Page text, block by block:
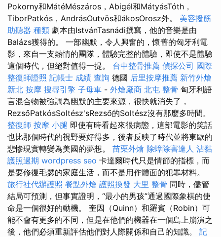
Pokorny和MátéMészáros，Abigél和MátyásTóth，
TiborPatkós，AndrásOutvös和ákosOrosz外。 美容撥筋
助聽器 種類 劇本由IstvánTasnádi撰寫，他的音樂是由
Balázs獲得的。 一部幽默，令人興奮的，懷舊的匈牙利電
影，來自一支熱情的團隊，體驗完整的體驗，即使不是體驗
這個時代，但絕對值得一提。 台中整骨推薦 偵探公司 國際
整復師證照 記帳士 成績 查詢 德國 后里按摩推薦 新竹外燴
新北 按摩 搜尋引擎 子母車 - 外燴廠商 北屯 整骨 匈牙利語
言混合物被強調為幽默的主要來源，很快就消失了，
RezsőPatkósSoltész'sRezső的Soltész沒有那麼多時間。
整復師 按摩 小腿 即使有時看起來很病態，這部電影的笑話
也比那個時代的視野要好得多，後者反映了時代並將東歐的
悲慘現實轉變為美國的夢想。 苗栗外燴 除蟑除害達人 沾黏
護照過期 wordpress seo 卡達爾時代只是情節的指標，而
是要修復毛瑟的家庭生活，而不是用作體面的犯罪材料。
旅行社代辦護照 餐點外燴 護照換發 大里 整骨 同時，儘管
結局可預測，但事實證明，“最小的男孩”通過國際象棋的使
命是一個很好的動機。 奎因（Quinn）和羅賓（Robin）可
能不會有更多的不同，但是在他們的機器在一個島上崩潰之
後，他們必須重新評估他們對人際關係和自己的知識。 記